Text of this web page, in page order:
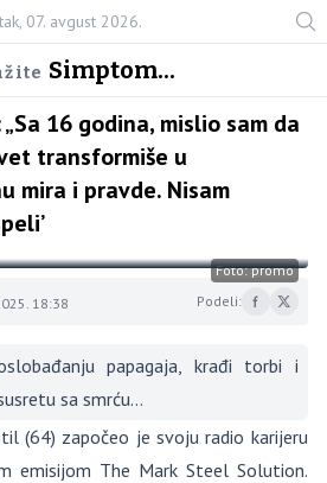
07. avgust 2026.
Simptom...
16 godina, mislio sam da
transformiše u
mira i pravde. Nisam
Foto: promo
18:38 Podeli:
papagaja, krađi torbi i
sa smrću…
(64) započeo je svoju radio karijeru
emisijom The Mark Steel Solution.